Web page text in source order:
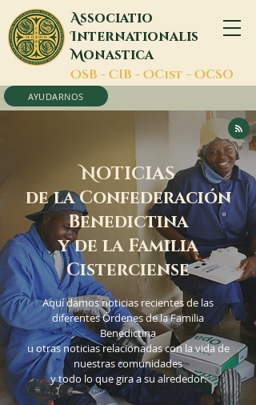
Associatio
Internationalis
Monastica
OSB - CIB - OCist - OCSO
AYUDARNOS
NOTICIAS
de la Confederación
Benedictina
y de la Familia
Cisterciense
Aquí damos noticias recientes de las
diferentes Órdenes de la Familia
Benedictina
u otras noticias relacionadas con la vida de
nuestras comunidades
y todo lo que gira a su alrededor.